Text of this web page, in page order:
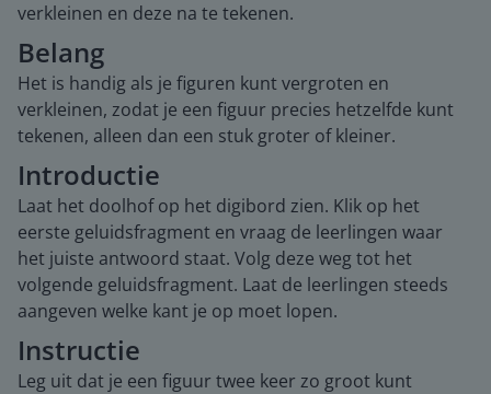
verkleinen en deze na te tekenen.
Belang
Het is handig als je figuren kunt vergroten en
verkleinen, zodat je een figuur precies hetzelfde kunt
tekenen, alleen dan een stuk groter of kleiner.
Introductie
Laat het doolhof op het digibord zien. Klik op het
eerste geluidsfragment en vraag de leerlingen waar
het juiste antwoord staat. Volg deze weg tot het
volgende geluidsfragment. Laat de leerlingen steeds
aangeven welke kant je op moet lopen.
Instructie
Leg uit dat je een figuur twee keer zo groot kunt